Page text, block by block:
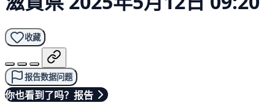
收藏
报告数据问题
你也看到了吗？报告